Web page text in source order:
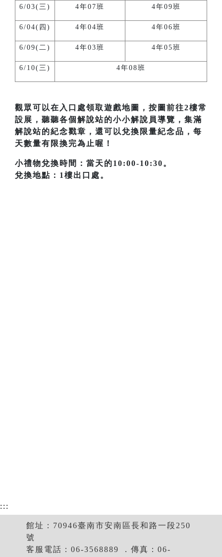
6/03(三) 4年07班 4年09班
6/04(四) 4年04班 4年06班
6/09(二) 4年03班 4年05班
6/10(三) 4年08班
觀眾可以在入口處領取遊戲地圖，按圖前往2樓常
設展，聽聽各個解說站的小小解說員導覽，集滿
解說站的紀念戳章，還可以兌換限量紀念品，每
天數量有限換完為止喔！
小禮物兌換時間：當天的10:00-10:30。
兌換地點：1樓出口處。
:::
館址：70946臺南市安南區長和路一段250
號
客服電話：06-3568889 ．傳真：06-